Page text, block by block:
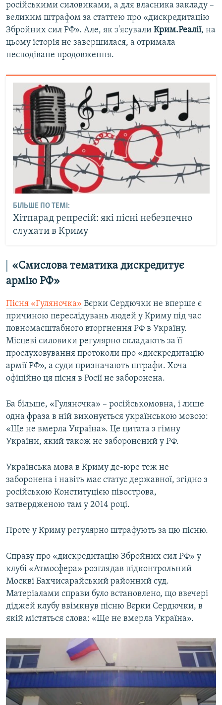
російськими силовиками, а для власника закладу –
великим штрафом за статтею про «дискредитацію
Збройних сил РФ». Але, як з'ясували Крим.Реалії, на
цьому історія не завершилася, а отримала
несподіване продовження.
БІЛЬШЕ ПО ТЕМІ:
Хітпарад репресій: які пісні небезпечно
слухати в Криму
«Смислова тематика дискредитує
армію РФ»
Пісня «Гуляночка» Вєрки Сердючки не вперше є
причиною переслідувань людей у Криму під час
повномасштабного вторгнення РФ в Україну.
Місцеві силовики регулярно складають за її
прослуховування протоколи про «дискредитацію
армії РФ», а суди призначають штрафи. Хоча
офіційно ця пісня в Росії не заборонена.
Ба більше, «Гуляночка» – російськомовна, і лише
одна фраза в ній виконується українською мовою:
«Ще не вмерла Україна». Це цитата з гімну
України, який також не заборонений у РФ.
Українська мова в Криму де-юре теж не
заборонена і навіть має статус державної, згідно з
російською Конституцією півострова,
затвердженою там у 2014 році.
Проте у Криму регулярно штрафують за цю пісню.
Справу про «дискредитацію Збройних сил РФ» у
клубі «Атмосфера» розглядав підконтрольний
Москві Бахчисарайський районний суд.
Матеріалами справи було встановлено, що ввечері
діджей клубу ввімкнув пісню Вєрки Сердючки, в
якій містяться слова: «Ще не вмерла Україна».